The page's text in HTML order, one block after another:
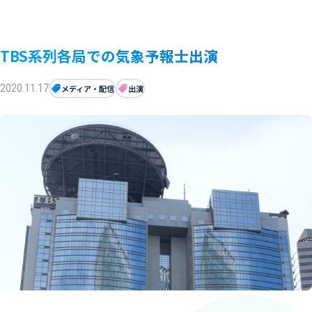
TBS系列各局での気象予報士出演
2020.11.17 メディア・配信 出演